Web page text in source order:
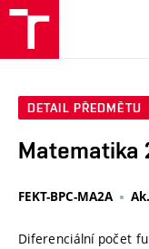
DETAIL PŘEDMĚTU
Matematika
FEKT-BPC-MA2A
Diferenciální počet